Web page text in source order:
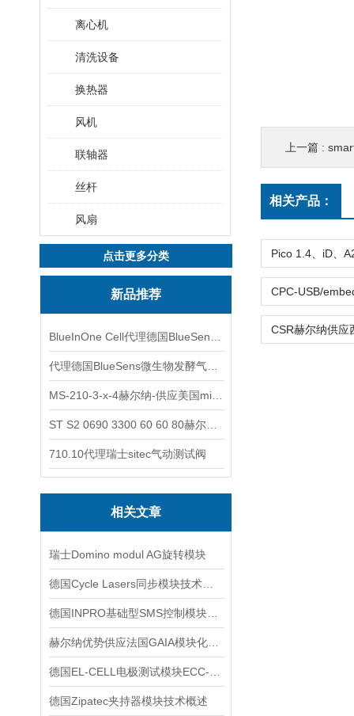
离心机
清洗设备
换热器
风机
联轴器
丝杆
风扇
点击更多分类
新品推荐
710.10代理瑞士sitec气动测试阀
相关文章
瑞士Domino modul AG旋转模块
德国Zipatec夹持器模块技术概述
上一篇 :
相关产品：